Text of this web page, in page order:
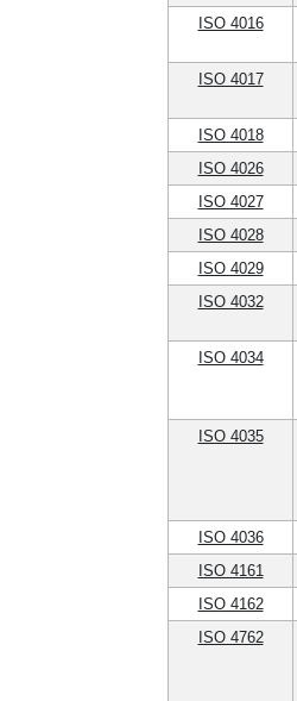
ISO 4016
ISO 4017
ISO 4018
ISO 4026
ISO 4027
ISO 4028
ISO 4029
ISO 4032
ISO 4034
ISO 4035
ISO 4036
ISO 4161
ISO 4162
ISO 4762